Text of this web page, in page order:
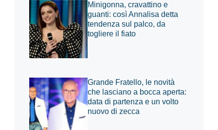
Minigonna, cravattino e
guanti: così Annalisa detta
tendenza sul palco, da
togliere il fiato
Grande Fratello, le novità
che lasciano a bocca aperta:
data di partenza e un volto
nuovo di zecca